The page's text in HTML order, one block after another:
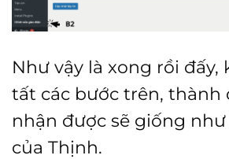
Như vậy là xong rồi đấy,
tất các bước trên, thành
nhận được sẽ giống
của Thịnh.